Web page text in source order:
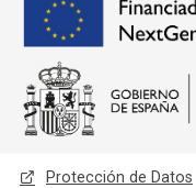
Menú legal
Protección de Datos